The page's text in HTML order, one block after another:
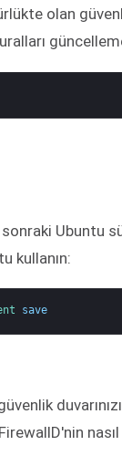
olan
Ubuntu
kullanın:
save